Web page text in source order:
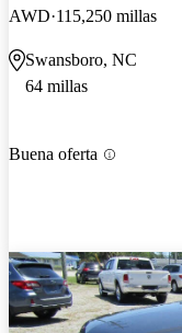
AWD 115,250 millas
Swansboro, NC
64 millas
Buena oferta